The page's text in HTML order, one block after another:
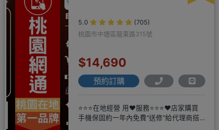
5.0
(705)
桃園市中壢區龍東路315號
$14,690
預約訂購
⭐⭐⭐在地經營 用❤️服務⭐⭐⭐❤️店家購買
手機保固約一年內免費"送修"給代理商搭